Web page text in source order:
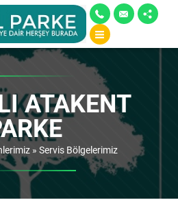
ATAKENT
» Servis Bölgelerimiz